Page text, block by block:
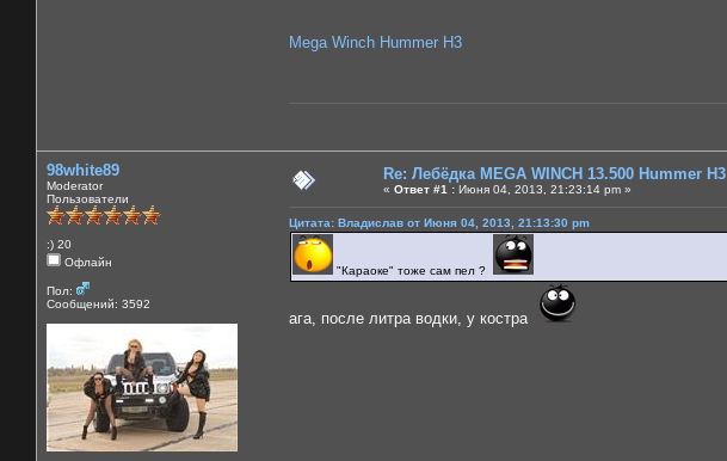
Mega Winch Hummer H3
98white89
Moderator
Пользователи
:) 20
Офлайн
Пол:
Сообщений: 3592
Re: Лебёдка MEGA WINCH 13.500 Hummer H3
« Ответ #1 : Июня 04, 2013, 21:23:14 pm »
Цитата: Владислав от Июня 04, 2013, 21:13:30 pm
"Караоке" тоже сам пел ?
ага, после литра водки, у костра